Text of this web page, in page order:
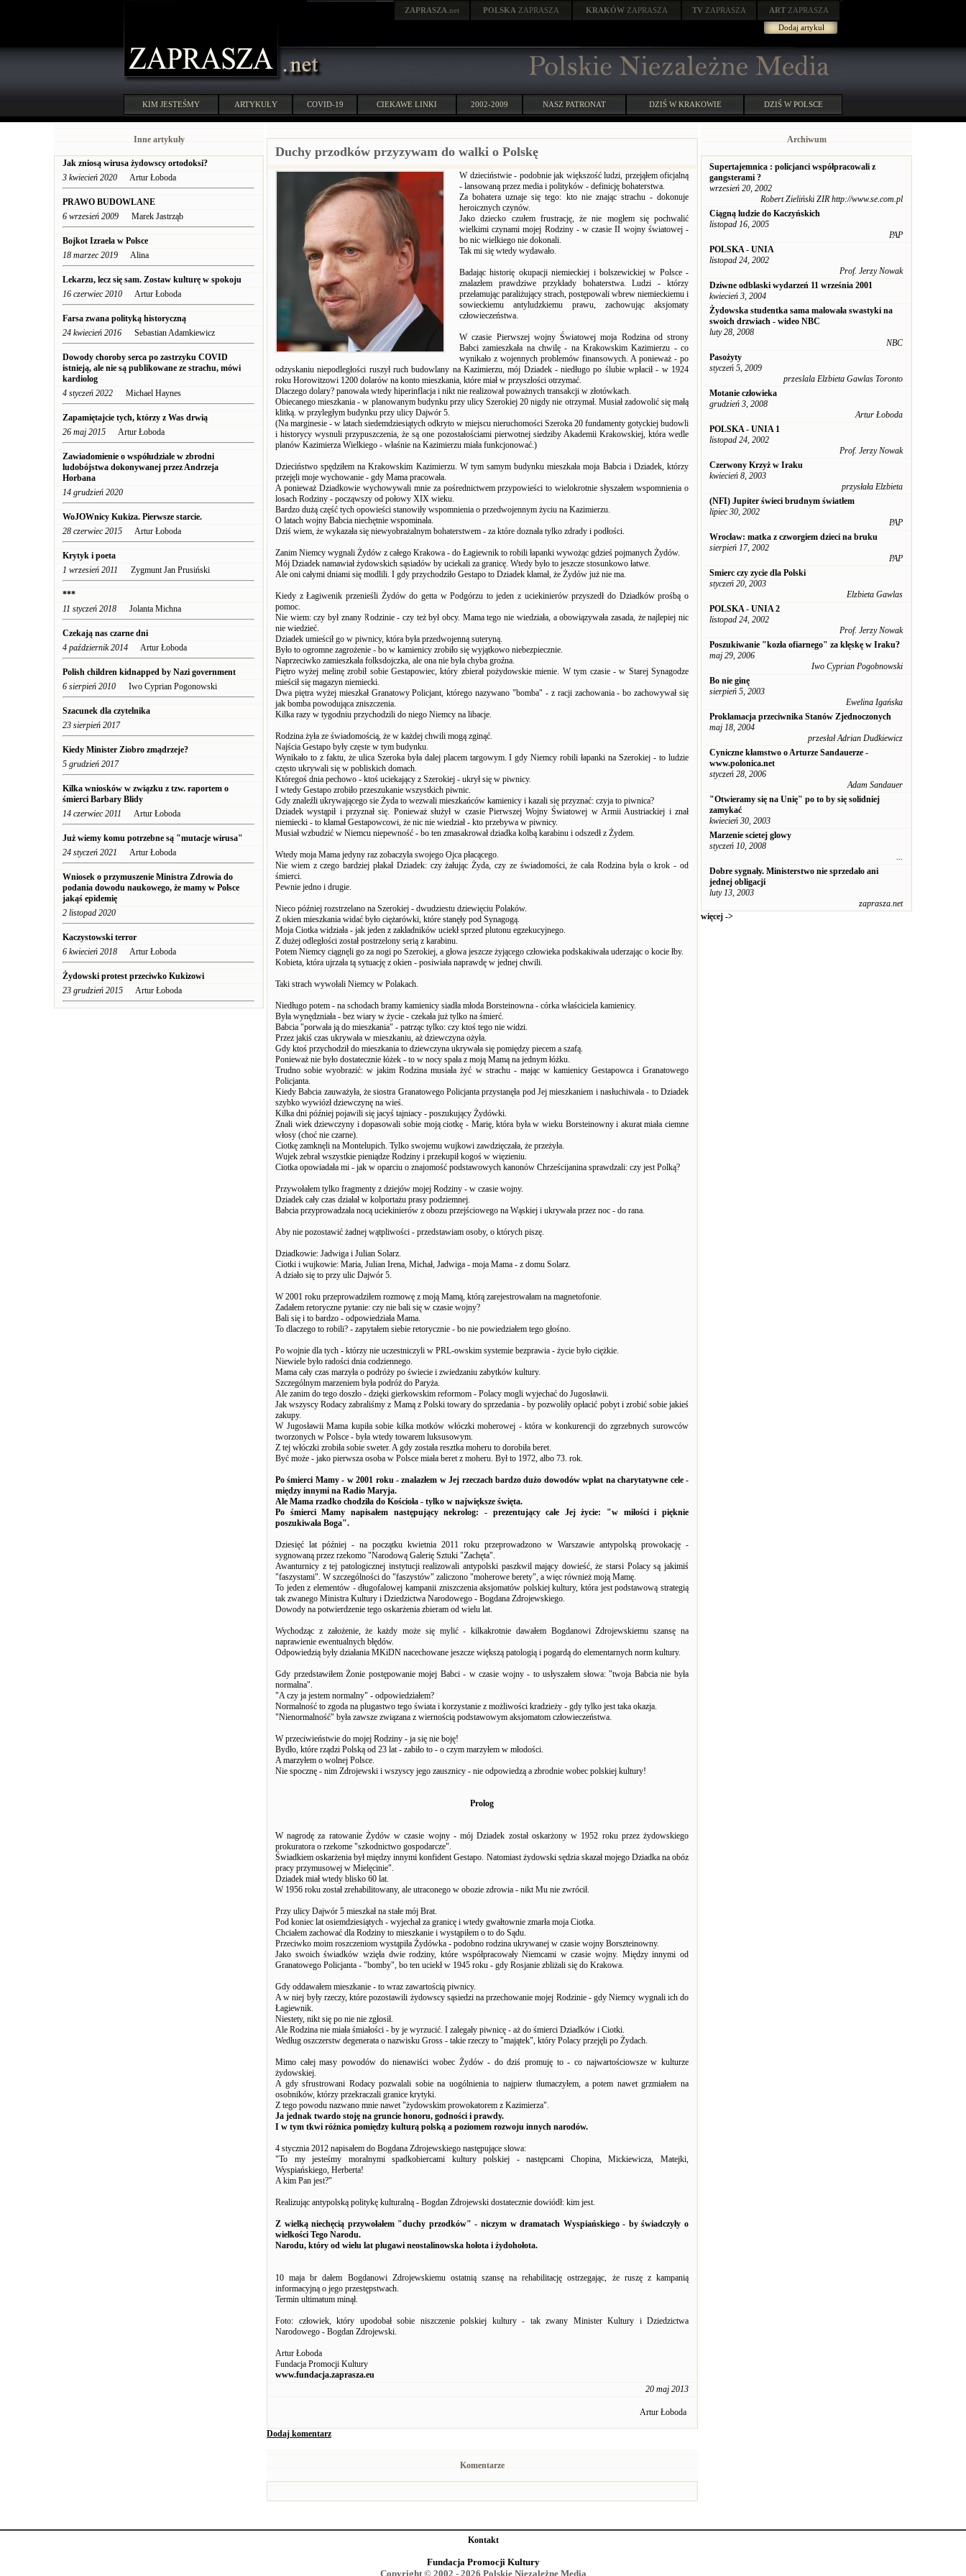
ZAPRASZA .net POLSKA ZAPRASZA KRAKÓW ZAPRASZA TV ZAPRASZA ART ZAPRASZA
Dodaj artykuł
KIM JESTEŚMY ARTYKUŁY COVID-19 CIEKAWE LINKI 2002-2009 NASZ PATRONAT DZIŚ W KRAKOWIE DZIŚ W POLSCE
Inne artykuły
Jak zniosą wirusa żydowscy ortodoksi?
3 kwiecień 2020 Artur Łoboda
PRAWO BUDOWLANE
6 wrzesień 2009 Marek Jastrząb
Bojkot Izraela w Polsce
18 marzec 2019 Alina
Lekarzu, lecz się sam. Zostaw kulturę w spokoju
16 czerwiec 2010 Artur Łoboda
Farsa zwana polityką historyczną
24 kwiecień 2016 Sebastian Adamkiewicz
Dowody choroby serca po zastrzyku COVID
istnieją, ale nie są publikowane ze strachu, mówi
kardiolog
4 styczeń 2022 Michael Haynes
Zapamiętajcie tych, którzy z Was drwią
26 maj 2015 Artur Łoboda
Zawiadomienie o współudziale w zbrodni
ludobójstwa dokonywanej przez Andrzeja
Horbana
14 grudzień 2020
WoJOWnicy Kukiza. Pierwsze starcie.
28 czerwiec 2015 Artur Łoboda
Krytyk i poeta
1 wrzesień 2011 Zygmunt Jan Prusiński
***
11 styczeń 2018 Jolanta Michna
Czekają nas czarne dni
4 październik 2014 Artur Łoboda
Polish children kidnapped by Nazi government
6 sierpień 2010 Iwo Cyprian Pogonowski
Szacunek dla czytelnika
23 sierpień 2017
Kiedy Minister Ziobro zmądrzeje?
5 grudzień 2017
Kilka wniosków w związku z tzw. raportem o
śmierci Barbary Blidy
14 czerwiec 2011 Artur Łoboda
Już wiemy komu potrzebne są "mutacje wirusa"
24 styczeń 2021 Artur Łoboda
Wniosek o przymuszenie Ministra Zdrowia do
podania dowodu naukowego, że mamy w Polsce
jakąś epidemię
2 listopad 2020
Kaczystowski terror
6 kwiecień 2018 Artur Łoboda
Żydowski protest przeciwko Kukizowi
23 grudzień 2015 Artur Łoboda
Duchy przodków przyzywam do walki o Polskę
W dzieciństwie - podobnie jak większość ludzi, przejąłem oficjalną
- lansowaną przez media i polityków - definicję bohaterstwa.
Za bohatera uznaje się tego: kto nie znając strachu - dokonuje
heroicznych czynów.
Jako dziecko czułem frustrację, że nie mogłem się pochwalić
wielkimi czynami mojej Rodziny - w czasie II wojny światowej -
bo nic wielkiego nie dokonali.
Tak mi się wtedy wydawało.
Badając historię okupacji niemieckiej i bolszewickiej w Polsce -
znalazłem prawdziwe przykłady bohaterstwa. Ludzi - którzy
przełamując paraliżujący strach, postępowali wbrew niemieckiemu i
sowieckiemu antyludzkiemu prawu, zachowując aksjomaty
człowieczeństwa.
W czasie Pierwszej wojny Światowej moja Rodzina od strony
Babci zamieszkała na chwilę - na Krakowskim Kazimierzu - co
wynikało z wojennych problemów finansowych. A ponieważ - po
odzyskaniu niepodległości ruszył ruch budowlany na Kazimierzu, mój Dziadek - niedługo po ślubie wpłacił - w 1924
roku Horowitzowi 1200 dolarów na konto mieszkania, które miał w przyszłości otrzymać.
Dlaczego dolary? panowała wtedy hiperinflacja i nikt nie realizował poważnych transakcji w złotówkach.
Obiecanego mieszkania - w planowanym budynku przy ulicy Szerokiej 20 nigdy nie otrzymał. Musiał zadowolić się małą
klitką. w przyległym budynku przy ulicy Dajwór 5.
(Na marginesie - w latach siedemdziesiątych odkryto w miejscu nieruchomości Szeroka 20 fundamenty gotyckiej budowli
i historycy wysnuli przypuszczenia, że są one pozostałościami pierwotnej siedziby Akademii Krakowskiej, która wedle
planów Kazimierza Wielkiego - właśnie na Kazimierzu miała funkcjonować.)
Dzieciństwo spędziłem na Krakowskim Kazimierzu. W tym samym budynku mieszkała moja Babcia i Dziadek, którzy
przejęli moje wychowanie - gdy Mama pracowała.
A ponieważ Dziadkowie wychowywali mnie za pośrednictwem przypowieści to wielokrotnie słyszałem wspomnienia o
losach Rodziny - począwszy od połowy XIX wieku.
Bardzo dużą część tych opowieści stanowiły wspomnienia o przedwojennym życiu na Kazimierzu.
O latach wojny Babcia niechętnie wspominała.
Dziś wiem, że wykazała się niewyobrażalnym bohaterstwem - za które doznała tylko zdrady i podłości.
Zanim Niemcy wygnali Żydów z całego Krakowa - do Łagiewnik to robili łapanki wywożąc gdzieś pojmanych Żydów.
Mój Dziadek namawiał żydowskich sąsiadów by uciekali za granicę. Wtedy było to jeszcze stosunkowo łatwe.
Ale oni całymi dniami się modlili. I gdy przychodziło Gestapo to Dziadek kłamał, że Żydów już nie ma.
Kiedy z Łagiwenik przenieśli Żydów do getta w Podgórzu to jeden z uciekinierów przyszedł do Dziadków prośbą o
pomoc.
Nie wiem: czy był znany Rodzinie - czy też był obcy. Mama tego nie wiedziała, a obowiązywała zasada, że najlepiej nic
nie wiedzieć.
Dziadek umieścił go w piwnicy, która była przedwojenną suteryną.
Było to ogromne zagrożenie - bo w kamienicy zrobiło się wyjątkowo niebezpiecznie.
Naprzeciwko zamieszkała folksdojczka, ale ona nie była chyba groźna.
Piętro wyżej melinę zrobił sobie Gestapowiec, który zbierał pożydowskie mienie. W tym czasie - w Starej Synagodze
mieścił się magazyn niemiecki.
Dwa piętra wyżej mieszkał Granatowy Policjant, którego nazywano "bomba" - z racji zachowania - bo zachowywał się
jak bomba powodująca zniszczenia.
Kilka razy w tygodniu przychodzili do niego Niemcy na libacje.
Rodzina żyła ze świadomością, że w każdej chwili mogą zginąć.
Najścia Gestapo były częste w tym budynku.
Wynikało to z faktu, że ulica Szeroka była dalej placem targowym. I gdy Niemcy robili łapanki na Szerokiej - to ludzie
często ukrywali się w pobliskich domach.
Któregoś dnia pechowo - ktoś uciekający z Szerokiej - ukrył się w piwnicy.
I wtedy Gestapo zrobiło przeszukanie wszystkich piwnic.
Gdy znaleźli ukrywającego sie Żyda to wezwali mieszkańców kamienicy i kazali się przyznać: czyja to piwnica?
Dziadek wystąpił i przyznał się. Ponieważ służył w czasie Pierwszej Wojny Światowej w Armii Austriackiej i znał
niemiecki - to kłamał Gestapowcowi, że nic nie wiedział - kto przebywa w piwnicy.
Musiał wzbudzić w Niemcu niepewność - bo ten zmasakrował dziadka kolbą karabinu i odszedł z Żydem.
Wtedy moja Mama jedyny raz zobaczyła swojego Ojca płacącego.
Nie wiem z czego bardziej płakał Dziadek: czy żałując Żyda, czy ze świadomości, że cała Rodzina była o krok - od
śmierci.
Pewnie jedno i drugie.
Nieco później rozstrzelano na Szerokiej - dwudziestu dziewięciu Polaków.
Z okien mieszkania widać było ciężarówki, które stanęły pod Synagogą.
Moja Ciotka widziała - jak jeden z zakładników uciekł sprzed plutonu egzekucyjnego.
Z dużej odległości został postrzelony serią z karabinu.
Potem Niemcy ciągnęli go za nogi po Szerokiej, a głowa jeszcze żyjącego człowieka podskakiwała uderzając o kocie łby.
Kobieta, która ujrzała tą sytuację z okien - posiwiała naprawdę w jednej chwili.
Taki strach wywołali Niemcy w Polakach.
Niedługo potem - na schodach bramy kamienicy siadła młoda Borsteinowna - córka właściciela kamienicy.
Była wynędzniała - bez wiary w życie - czekała już tylko na śmierć.
Babcia "porwała ją do mieszkania" - patrząc tylko: czy ktoś tego nie widzi.
Przez jakiś czas ukrywała w mieszkaniu, aż dziewczyna ożyła.
Gdy ktoś przychodził do mieszkania to dziewczyna ukrywała się pomiędzy piecem a szafą.
Ponieważ nie było dostatecznie łóżek - to w nocy spała z moją Mamą na jednym łóżku.
Trudno sobie wyobrazić: w jakim Rodzina musiała żyć w strachu - mając w kamienicy Gestapowca i Granatowego
Policjanta.
Kiedy Babcia zauważyła, że siostra Granatowego Policjanta przystanęła pod Jej mieszkaniem i nasłuchiwała - to Dziadek
szybko wywiózł dziewczynę na wieś.
Kilka dni później pojawili się jacyś tajniacy - poszukujący Żydówki.
Znali wiek dziewczyny i dopasowali sobie moją ciotkę - Marię, która była w wieku Borsteinowny i akurat miała ciemne
włosy (choć nie czarne).
Ciotkę zamknęli na Montelupich. Tylko swojemu wujkowi zawdzięczała, że przeżyła.
Wujek zebrał wszystkie pieniądze Rodziny i przekupił kogoś w więzieniu.
Ciotka opowiadała mi - jak w oparciu o znajomość podstawowych kanonów Chrześcijanina sprawdzali: czy jest Polką?
Przywołałem tylko fragmenty z dziejów mojej Rodziny - w czasie wojny.
Dziadek cały czas działał w kolportażu prasy podziemnej.
Babcia przyprowadzała nocą uciekinierów z obozu przejściowego na Wąskiej i ukrywała przez noc - do rana.
Aby nie pozostawić żadnej wątpliwości - przedstawiam osoby, o których piszę.
Dziadkowie: Jadwiga i Julian Solarz.
Ciotki i wujkowie: Maria, Julian Irena, Michał, Jadwiga - moja Mama - z domu Solarz.
A działo się to przy ulic Dajwór 5.
W 2001 roku przeprowadziłem rozmowę z moją Mamą, którą zarejestrowałam na magnetofonie.
Zadałem retoryczne pytanie: czy nie bali się w czasie wojny?
Bali się i to bardzo - odpowiedziała Mama.
To dlaczego to robili? - zapytałem siebie retorycznie - bo nie powiedziałem tego głośno.
Po wojnie dla tych - którzy nie uczestniczyli w PRL-owskim systemie bezprawia - życie było ciężkie.
Niewiele było radości dnia codziennego.
Mama cały czas marzyła o podróży po świecie i zwiedzaniu zabytków kultury.
Szczególnym marzeniem była podróż do Paryża.
Ale zanim do tego doszło - dzięki gierkowskim reformom - Polacy mogli wyjechać do Jugosławii.
Jak wszyscy Rodacy zabraliśmy z Mamą z Polski towary do sprzedania - by pozwoliły opłacić pobyt i zrobić sobie jakieś
zakupy.
W Jugosławii Mama kupiła sobie kilka motków włóczki moherowej - która w konkurencji do zgrzebnych surowców
tworzonych w Polsce - była wtedy towarem luksusowym.
Z tej włóczki zrobiła sobie sweter. A gdy została resztka moheru to dorobiła beret.
Być może - jako pierwsza osoba w Polsce miała beret z moheru. Był to 1972, albo 73. rok.
Po śmierci Mamy - w 2001 roku - znalazłem w Jej rzeczach bardzo dużo dowodów wpłat na charytatywne cele -
między innymi na Radio Maryja.
Ale Mama rzadko chodziła do Kościoła - tylko w największe święta.
Po śmierci Mamy napisałem następujący nekrolog: - prezentujący całe Jej życie: "w miłości i pięknie
poszukiwała Boga".
Dziesięć lat później - na początku kwietnia 2011 roku przeprowadzono w Warszawie antypolską prowokację -
sygnowaną przez rzekomo "Narodową Galerię Sztuki "Zachęta".
Awanturnicy z tej patologicznej instytucji realizowali antypolski paszkwil mający dowieść, że starsi Polacy są jakimiś
"faszystami". W szczególności do "faszystów" zaliczono "moherowe berety", a więc również moją Mamę.
To jeden z elementów - długofalowej kampanii zniszczenia aksjomatów polskiej kultury, która jest podstawową strategią
tak zwanego Ministra Kultury i Dziedzictwa Narodowego - Bogdana Zdrojewskiego.
Dowody na potwierdzenie tego oskarżenia zbieram od wielu lat.
Wychodząc z założenie, że każdy może się mylić - kilkakrotnie dawałem Bogdanowi Zdrojewskiemu szansę na
naprawienie ewentualnych błędów.
Odpowiedzią były działania MKiDN nacechowane jeszcze większą patologią i pogardą do elementarnych norm kultury.
Gdy przedstawiłem Żonie postępowanie mojej Babci - w czasie wojny - to usłyszałem słowa: "twoja Babcia nie była
normalna".
"A czy ja jestem normalny" - odpowiedziałem?
Normalność to zgoda na plugastwo tego świata i korzystanie z możliwości kradzieży - gdy tylko jest taka okazja.
"Nienormalność" była zawsze związana z wiernością podstawowym aksjomatom człowieczeństwa.
W przeciwieństwie do mojej Rodziny - ja się nie boję!
Bydło, które rządzi Polską od 23 lat - zabiło to - o czym marzyłem w młodości.
A marzyłem o wolnej Polsce.
Nie spocznę - nim Zdrojewski i wszyscy jego zausznicy - nie odpowiedzą a zbrodnie wobec polskiej kultury!
Prolog
W nagrodę za ratowanie Żydów w czasie wojny - mój Dziadek został oskarżony w 1952 roku przez żydowskiego
prokuratora o rzekome "szkodnictwo gospodarcze".
Świadkiem oskarżenia był między innymi konfident Gestapo. Natomiast żydowski sędzia skazał mojego Dziadka na obóz
pracy przymusowej w Mielęcinie".
Dziadek miał wtedy blisko 60 lat.
W 1956 roku został zrehabilitowany, ale utraconego w obozie zdrowia - nikt Mu nie zwrócił.
Przy ulicy Dajwór 5 mieszkał na stałe mój Brat.
Pod koniec lat osiemdziesiątych - wyjechał za granicę i wtedy gwałtownie zmarła moja Ciotka.
Chciałem zachować dla Rodziny to mieszkanie i wystąpiłem o to do Sądu.
Przeciwko moim roszczeniom wystąpiła Żydówka - podobno rodzina ukrywanej w czasie wojny Borszteinowny.
Jako swoich świadków wzięła dwie rodziny, które współpracowały Niemcami w czasie wojny. Między innymi od
Granatowego Policjanta - "bomby", bo ten uciekł w 1945 roku - gdy Rosjanie zbliżali się do Krakowa.
Gdy oddawałem mieszkanie - to wraz zawartością piwnicy.
A w niej były rzeczy, które pozostawili żydowscy sąsiedzi na przechowanie mojej Rodzinie - gdy Niemcy wygnali ich do
Łagiewnik.
Niestety, nikt się po nie nie zgłosił.
Ale Rodzina nie miała śmiałości - by je wyrzucić. I zalegały piwnicę - aż do śmierci Dziadków i Ciotki.
Według oszczerstw degenerata o nazwisku Gross - takie rzeczy to "majątek", który Polacy przejęli po Żydach.
Mimo całej masy powodów do nienawiści wobec Żydów - do dziś promuję to - co najwartościowsze w kulturze
żydowskiej.
A gdy sfrustrowani Rodacy pozwalali sobie na uogólnienia to najpierw tłumaczyłem, a potem nawet grzmiałem na
osobników, którzy przekraczali granice krytyki.
Z tego powodu nazwano mnie nawet "żydowskim prowokatorem z Kazimierza".
Ja jednak twardo stoję na gruncie honoru, godności i prawdy.
I w tym tkwi różnica pomiędzy kulturą polską a poziomem rozwoju innych narodów.
4 stycznia 2012 napisałem do Bogdana Zdrojewskiego następujące słowa:
"To my jesteśmy moralnymi spadkobiercami kultury polskiej - następcami Chopina, Mickiewicza, Matejki,
Wyspiańskiego, Herberta!
A kim Pan jest?"
Realizując antypolską politykę kulturalną - Bogdan Zdrojewski dostatecznie dowiódł: kim jest.
Z wielką niechęcią przywołałem "duchy przodków" - niczym w dramatach Wyspiańskiego - by świadczyły o
wielkości Tego Narodu.
Narodu, który od wielu lat plugawi neostalinowska hołota i żydohołota.
10 maja br dałem Bogdanowi Zdrojewskiemu ostatnią szansę na rehabilitację ostrzegając, że ruszę z kampanią
informacyjną o jego przestępstwach.
Termin ultimatum minął.
Foto: człowiek, który upodobał sobie niszczenie polskiej kultury - tak zwany Minister Kultury i Dziedzictwa
Narodowego - Bogdan Zdrojewski.
Artur Łoboda
Fundacja Promocji Kultury
www.fundacja.zaprasza.eu
20 maj 2013
Artur Łoboda
Dodaj komentarz
Komentarze
Archiwum
Supertajemnica : policjanci współpracowali z
gangsterami ?
wrzesień 20, 2002
Robert Zieliński ZIR http://www.se.com.pl
Ciągną ludzie do Kaczyńskich
listopad 16, 2005
PAP
POLSKA - UNIA
listopad 24, 2002
Prof. Jerzy Nowak
Dziwne odblaski wydarzeń 11 września 2001
kwiecień 3, 2004
Żydowska studentka sama malowała swastyki na
swoich drzwiach - wideo NBC
luty 28, 2008
NBC
Pasożyty
styczeń 5, 2009
przeslala Elzbieta Gawlas Toronto
Motanie człowieka
grudzień 3, 2008
Artur Łoboda
POLSKA - UNIA 1
listopad 24, 2002
Prof. Jerzy Nowak
Czerwony Krzyż w Iraku
kwiecień 8, 2003
przysłała Elzbieta
(NFI) Jupiter świeci brudnym światłem
lipiec 30, 2002
PAP
Wrocław: matka z czworgiem dzieci na bruku
sierpień 17, 2002
PAP
Smierc czy zycie dla Polski
styczeń 20, 2003
Elzbieta Gawlas
POLSKA - UNIA 2
listopad 24, 2002
Prof. Jerzy Nowak
Poszukiwanie "kozła ofiarnego" za klęskę w Iraku?
maj 29, 2006
Iwo Cyprian Pogobnowski
Bo nie ginę
sierpień 5, 2003
Ewelina Igańska
Proklamacja przeciwnika Stanów Zjednoczonych
maj 18, 2004
przesłał Adrian Dudkiewicz
Cyniczne kłamstwo o Arturze Sandauerze -
www.polonica.net
styczeń 28, 2006
Adam Sandauer
"Otwieramy się na Unię" po to by się solidniej
zamykać
kwiecień 30, 2003
Marzenie scietej glowy
styczeń 10, 2008
...
Dobre sygnały. Ministerstwo nie sprzedało ani
jednej obligacji
luty 13, 2003
zaprasza.net
więcej ->
Kontakt
Fundacja Promocji Kultury
Copyright © 2002 - 2026 Polskie Niezależne Media